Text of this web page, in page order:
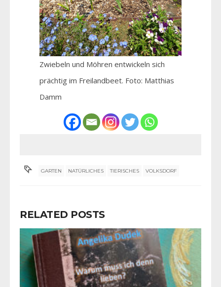
Zwiebeln und Möhren entwickeln sich
prächtig im Freilandbeet. Foto: Matthias
Damm
GARTEN NATÜRLICHES TIERISCHES VOLKSDORF
RELATED POSTS